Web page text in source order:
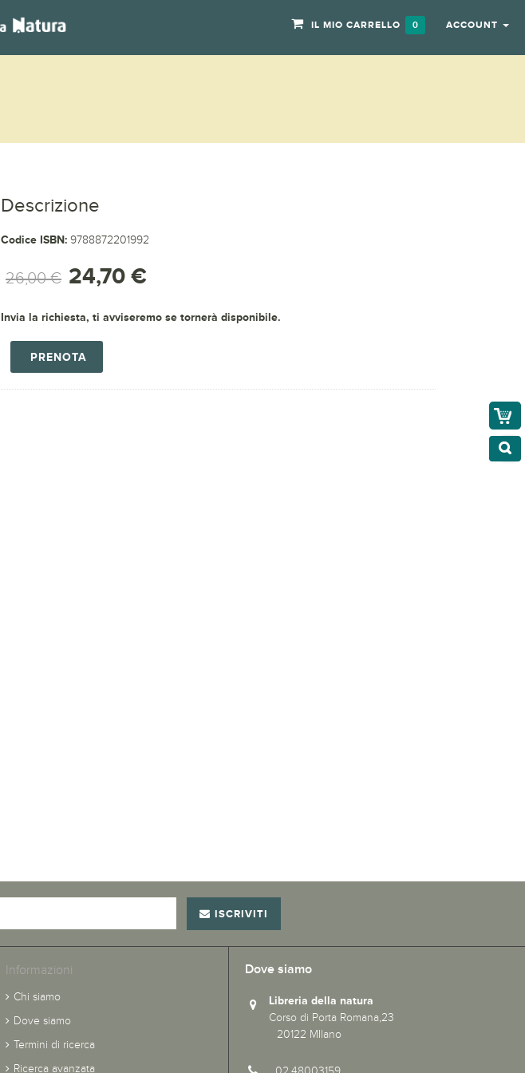
IL MIO CARRELLO 0 ACCOUNT
Descrizione
Codice ISBN: 9788872201992
26,00 € 24,70 €
Invia la richiesta, ti avviseremo se tornerà disponibile.
PRENOTA
ISCRIVITI
Informazioni
Chi siamo
Dove siamo
Termini di ricerca
Ricerca avanzata
Dove siamo
Libreria della natura
Corso di Porta Romana,23
20122 MIlano